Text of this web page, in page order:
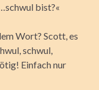
bist?«
Wort? Scott, es
schwul,
Einfach nur